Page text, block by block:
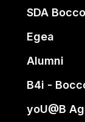
SDA
Egea
Alumni
B4i -
yoU@B